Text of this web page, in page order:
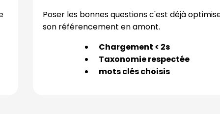
Poser les bonnes questions c'est déjà
son référencement en amont.
Chargement < 2s
Taxonomie respectée
mots clés choisis